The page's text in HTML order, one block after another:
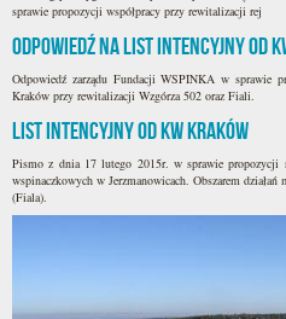
sprawie propozycji współpracy przy rewitalizacji rej
Odpowiedź na list intencyjny od
Odpowiedź zarządu Fundacji WSPINKA w sprawie
Kraków przy rewitalizacji Wzgórza 502 oraz Fiali.
List intencyjny od KW Kraków
Pismo z dnia 17 lutego 2015r. w sprawie propozycji
wspinaczkowych w Jerzmanowicach. Obszarem
(Fiala).